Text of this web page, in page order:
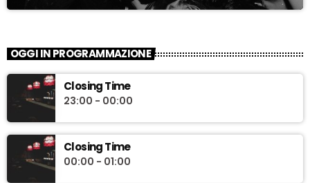
OGGI IN PROGRAMMAZIONE
Closing Time
23:00 - 00:00
Closing Time
00:00 - 01:00